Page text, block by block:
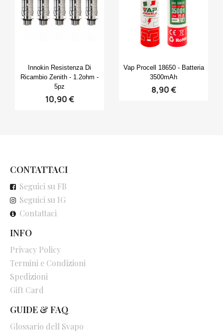
Anteprima
Innokin Resistenza Di
Ricambio Zenith - 1.2ohm -
5pz
10,90 €
Anteprima
Vap Procell 18650 - Batteria
3500mAh
8,90 €
CONTATTACI
Seguici su FB
Seguici su IG
Contattaci
INFO
Privacy Policy
Termini e Condizioni
Spedizioni
Gift Card
GUIDE & FAQ
Glossario dell Svapo